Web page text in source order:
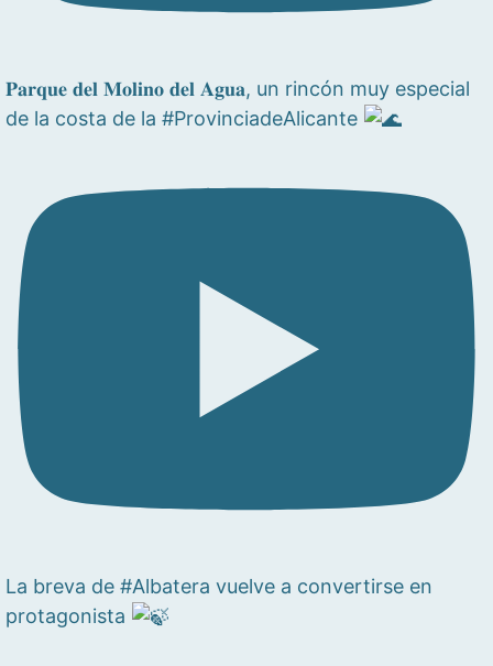
𝐏𝐚𝐫𝐪𝐮𝐞 𝐝𝐞𝐥 𝐌𝐨𝐥𝐢𝐧𝐨 𝐝𝐞𝐥 𝐀𝐠𝐮𝐚, un rincón muy especial
de la costa de la #ProvinciadeAlicante
La breva de #Albatera vuelve a convertirse en
protagonista